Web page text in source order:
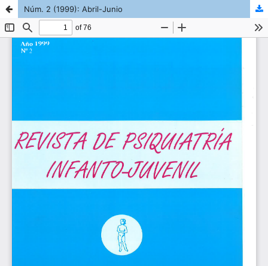
Núm. 2 (1999): Abril-Junio